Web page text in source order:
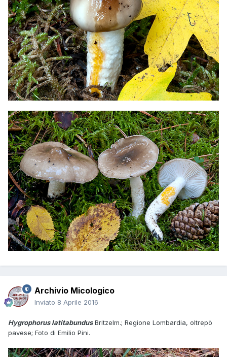
Archivio Micologico
Inviato 8 Aprile 2016
Hygrophorus latitabundusBritzelm.; Regione Lombardia, oltrepò
pavese; Foto di Emilio Pini.